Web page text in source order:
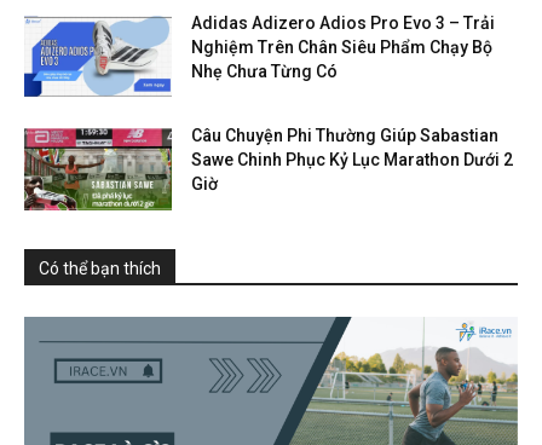
Adidas Adizero Adios Pro Evo 3 – Trải
Nghiệm Trên Chân Siêu Phẩm Chạy Bộ
Nhẹ Chưa Từng Có
Câu Chuyện Phi Thường Giúp Sabastian
Sawe Chinh Phục Kỷ Lục Marathon Dưới 2
Giờ
Có thể bạn thích